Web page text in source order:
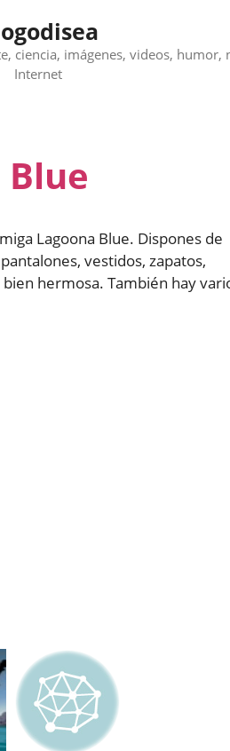
ciencia, imágenes, videos,
Internet
Blue
Lagoona Blue. Dispones de
vestidos, zapatos,
hermosa. También hay